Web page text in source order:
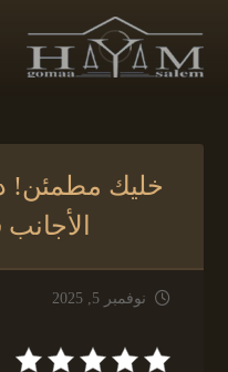
خليك مطمئن!
نوفمبر 5, 2025